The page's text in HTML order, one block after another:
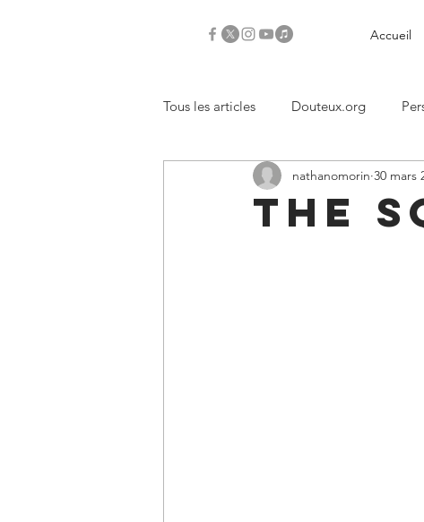
Accueil
Tous les articles Douteux.org
The
nathanomorin 30 mars